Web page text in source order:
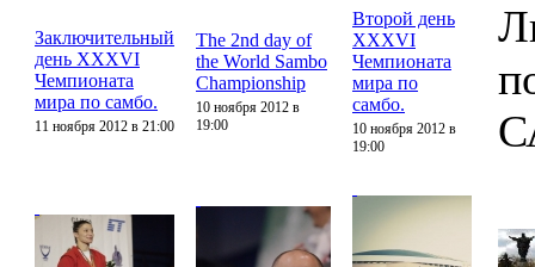
Заключительный
день XXXVI
Чемпионата
мира по самбо.
11 ноября 2012 в 21:00
The 2nd day of
the World Sambo
Championship
10 ноября 2012 в
19:00
Второй день
XXXVI
Чемпионата
мира по
самбо.
10 ноября 2012 в
19:00